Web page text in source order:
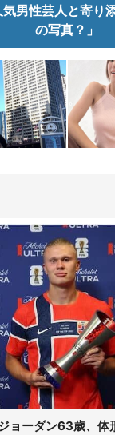
男性芸人と寄り
の写真？」
ョーダン63歳、体